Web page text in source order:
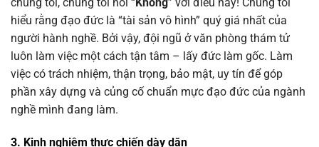
chúng tôi, chúng tôi nói “Không” với điều này! Chúng tôi
hiểu rằng đạo đức là “tài sản vô hình” quý giá nhất của
người hành nghề. Bởi vậy, đội ngũ ở văn phòng thám tử
luôn làm việc một cách tận tâm – lấy đức làm gốc. Làm
việc có trách nhiệm, thận trọng, bảo mật, uy tín để góp
phần xây dựng và củng cố chuẩn mực đạo đức của ngành
nghề mình đang làm.
3. Kinh nghiệm thực chiến dày dặn